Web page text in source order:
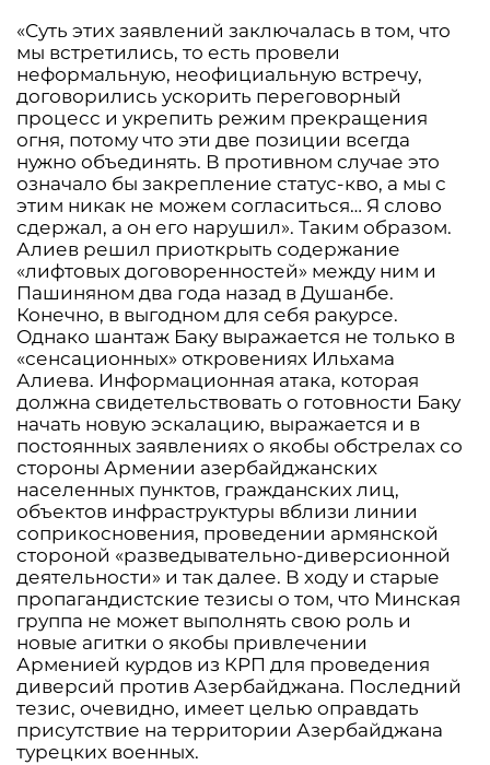
«Суть этих заявлений заключалась в том, что
мы встретились, то есть провели
неформальную, неофициальную встречу,
договорились ускорить переговорный
процесс и укрепить режим прекращения
огня, потому что эти две позиции всегда
нужно объединять. В противном случае это
означало бы закрепление статус-кво, а мы с
этим никак не можем согласиться… Я слово
сдержал, а он его нарушил». Таким образом.
Алиев решил приоткрыть содержание
«лифтовых договоренностей» между ним и
Пашиняном два года назад в Душанбе.
Конечно, в выгодном для себя ракурсе.
Однако шантаж Баку выражается не только в
«сенсационных» откровениях Ильхама
Алиева. Информационная атака, которая
должна свидетельствовать о готовности Баку
начать новую эскалацию, выражается и в
постоянных заявлениях о якобы обстрелах со
стороны Армении азербайджанских
населенных пунктов, гражданских лиц,
объектов инфраструктуры вблизи линии
соприкосновения, проведении армянской
стороной «разведывательно-диверсионной
деятельности» и так далее. В ходу и старые
пропагандистские тезисы о том, что Минская
группа не может выполнять свою роль и
новые агитки о якобы привлечении
Арменией курдов из КРП для проведения
диверсий против Азербайджана. Последний
тезис, очевидно, имеет целью оправдать
присутствие на территории Азербайджана
турецких военных.